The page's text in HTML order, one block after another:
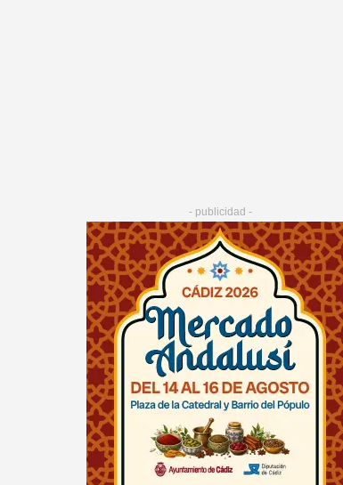
- publicidad -